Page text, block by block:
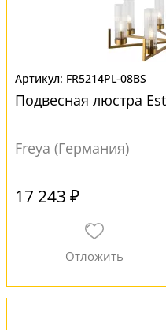
FR5214PL-08BS
Подвесная люстра
Freya (Германия)
17 243 ₽